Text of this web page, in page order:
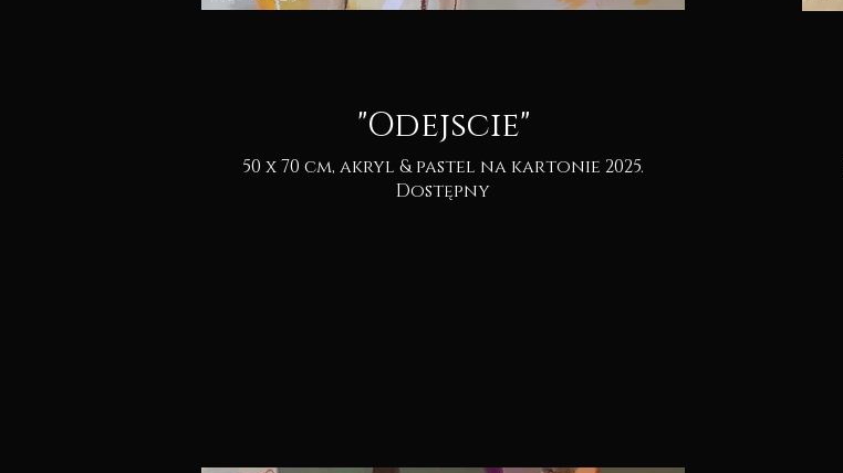
"Odejscie"
50 x 70 cm, akryl & pastel na kartonie 2025.
Dostępny